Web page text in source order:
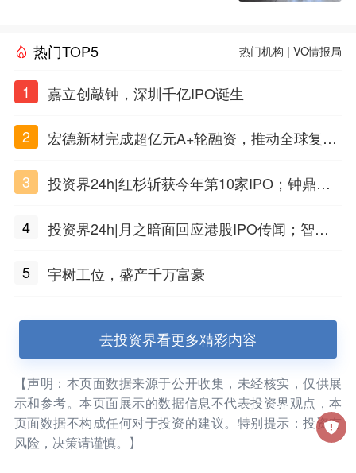
热门TOP5 热门机构 |VC情报局
1 嘉立创敲钟，深圳千亿IPO诞生
2
宏德新材完成超亿元A+轮融资，推动全球复合
3
投资界24h|红杉斩获今年第10家IPO；钟鼎投
水
4
投资界24h|月之暗面回应港股IPO传闻；智元
5
宇树工位，盛产千万富豪
去投资界看更多精彩内容
【声明：本页面数据来源于公开收集，未经核实，仅供展
示和参考。本页面展示的数据信息不代表投资界观点，本
页面数据不构成任何对于投资的建议。特别提示：投资有
风险，决策请谨慎。】